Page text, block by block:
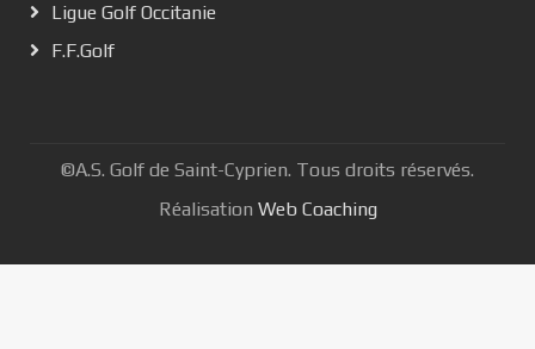
Ligue Golf Occitanie
F.F.Golf
©A.S. Golf de Saint-Cyprien. Tous droits réservés.
Réalisation Web Coaching